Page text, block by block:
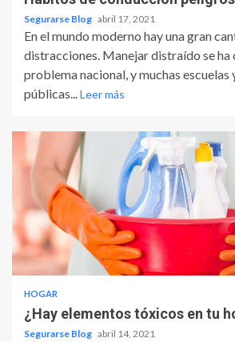
Segurarse Blog abril 17, 2021
En el mundo moderno hay una gran
distracciones. Manejar distraído se ha
problema nacional, y muchas escuelas
públicas...Leer más
HOGAR
¿Hay elementos tóxicos en tu
Segurarse Blog abril 14, 2021